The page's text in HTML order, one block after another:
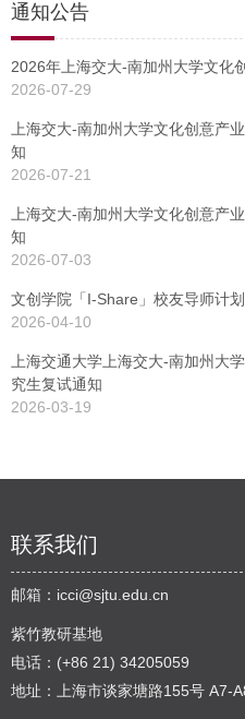
通知公告
2026年上海交大-南加州大学文化
2026-07-29
上海交大-南加州大学文化创意产
知
2026-07-21
上海交大-南加州大学文化创意产
知
2026-07-03
文创学院「I-Share」校友导师计
2026-04-10
上海交通大学上海交大-南加州大
究生复试通知
2026-03-19
联系我们
邮箱： icci@sjtu.edu.cn
紫竹教研基地
电话：(+86 21) 34205059
地址：上海市谈家塘路155号 A7-